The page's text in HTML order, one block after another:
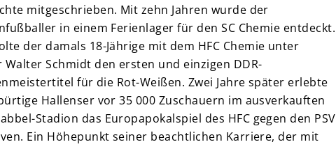
mitgeschrieben. Mit zehn Jahren wurde der
in einem Ferienlager für den SC Chemie entdeckt.
der damals 18-Jährige mit dem HFC Chemie unter
Walter Schmidt den ersten und einzigen DDR-
für die Rot-Weißen. Zwei Jahre später erlebte
Hallenser vor 35 000 Zuschauern im ausverkauften
Stadion das Europapokalspiel des HFC gegen den PSV
Ein Höhepunkt seiner beachtlichen Karriere, der mit